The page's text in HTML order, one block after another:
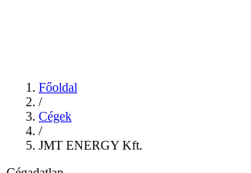
Főoldal
/
Cégek
/
JMT ENERGY Kft.